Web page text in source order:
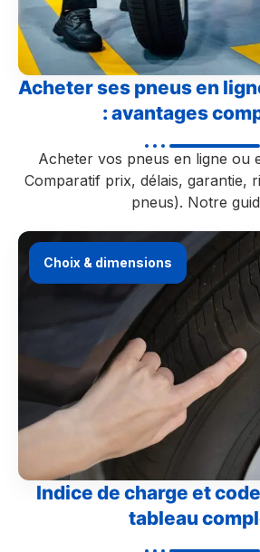
Acheter ses pneus en
: avantages
Acheter vos pneus en ligne ou
Comparatif prix, délais, garantie,
pneus). Notre
Choix & dimensions
Indice de charge et
tableau